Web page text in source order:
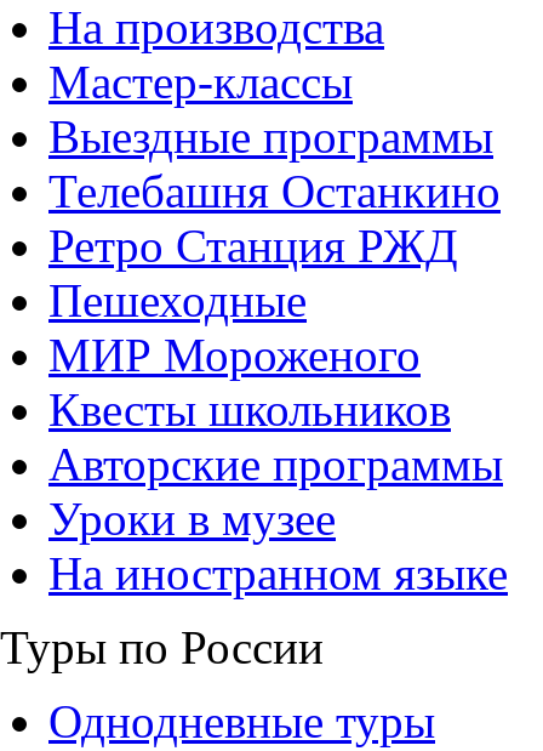
На производства
Мастер-классы
Выездные программы
Телебашня Останкино
Ретро Станция РЖД
Пешеходные
МИР Мороженого
Квесты школьников
Авторские программы
Уроки в музее
На иностранном языке
Туры по России
Однодневные туры